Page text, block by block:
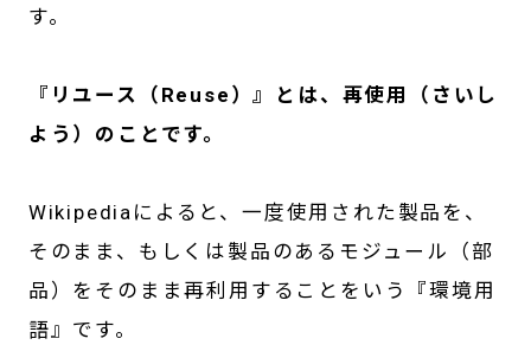
す。
『リユース（Reuse）』とは、再使用（さいし
よう）のことです。
Wikipediaによると、一度使用された製品を、
そのまま、もしくは製品のあるモジュール（部
品）をそのまま再利用することをいう『環境用
語』です。